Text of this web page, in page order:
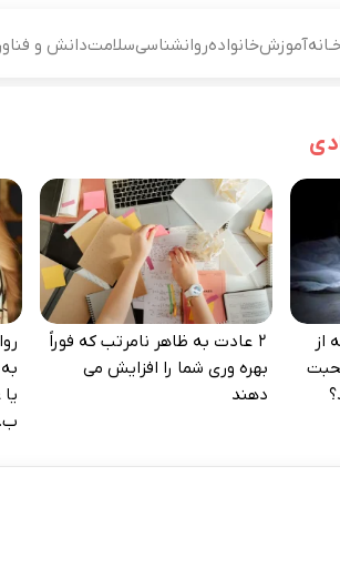
آموزشخانوادهروانشناسیسلامتدانش و
از
صحبت
۲ عادت به‌ ظاهر نامرتب که فوراً
بهره‌ وری شما را افزایش می‌
دهند